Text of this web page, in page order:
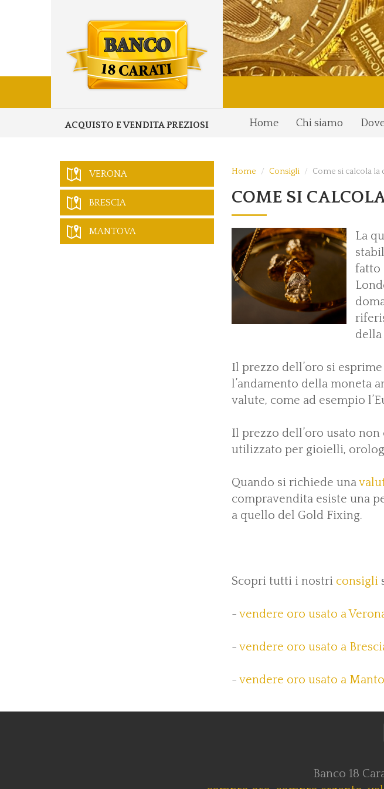
ACQUISTO E VENDITA PREZIOSI Home Chi siamo
Home Consigli Come si calcola
COME SI
La
fatto
Il prezzo dell’oro si
l’andamento della moneta
valute, come ad esempio
Il prezzo dell’oro usato
utilizzato per gioielli,
Quando si richiede una
compravendita esiste una
a quello del Gold Fixing.
Scopri tutti i nostri consigli
- vendere oro usato a
- vendere oro usato a
- vendere oro usato a
VERONA
BRESCIA
MANTOVA
Banco 18